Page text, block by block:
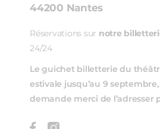
44200 Nantes
Réservations sur notre
24/24
Le guichet billetterie du
estivale jusqu’au 9
demande merci de l’adresser